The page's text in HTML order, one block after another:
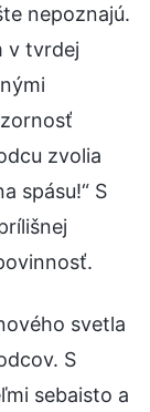
nepoznajú.
v tvrdej
zvolia
spásu!“ S
svetla
S
sebaisto a